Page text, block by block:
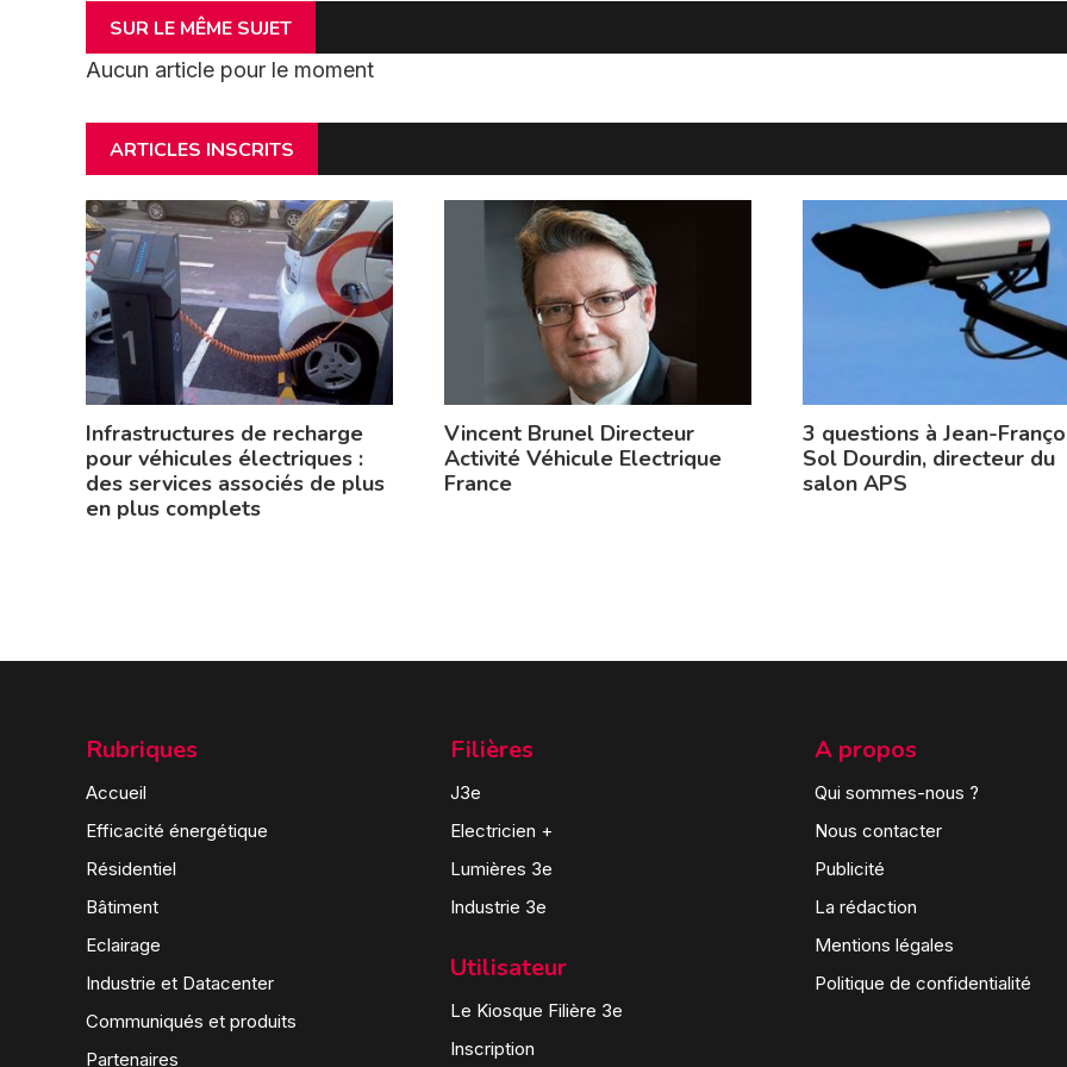
SUR LE MÊME SUJET
Aucun article pour le moment
ARTICLES INSCRITS
Infrastructures de recharge
pour véhicules électriques :
des services associés de plus
en plus complets
Vincent Brunel Directeur
Activité Véhicule Electrique
France
3 questions à Jean-
Sol Dourdin, directeur du
salon APS
Rubriques
Accueil
Efficacité énergétique
Résidentiel
Bâtiment
Eclairage
Industrie et Datacenter
Communiqués et produits
Partenaires
Filières
J3e
Electricien +
Lumières 3e
Industrie 3e
Utilisateur
Le Kiosque Filière 3e
Inscription
A propos
Qui sommes-nous ?
Nous contacter
Publicité
La rédaction
Mentions légales
Politique de confidentialité